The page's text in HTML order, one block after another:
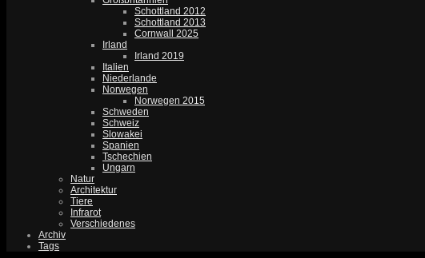
Schottland 2012
Schottland 2013
Cornwall 2025
Irland
Irland 2019
Italien
Niederlande
Norwegen
Norwegen 2015
Schweden
Schweiz
Slowakei
Spanien
Tschechien
Ungarn
Natur
Architektur
Tiere
Infrarot
Verschiedenes
Archiv
Tags